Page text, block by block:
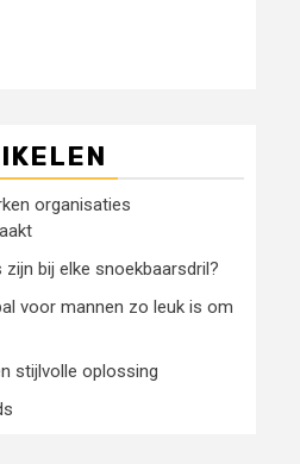
organisaties
bij elke snoekbaarsdril?
voor mannen zo leuk is om
stijlvolle oplossing